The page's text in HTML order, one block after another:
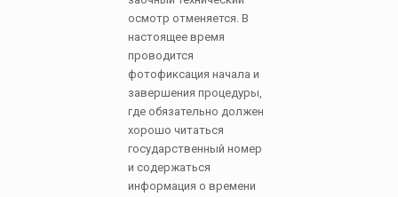
осмотр отменяется. В
настоящее время
проводится
фотофиксация начала и
завершения процедуры,
где обязательно должен
хорошо читаться
государственный номер
и содержаться
информация о времени